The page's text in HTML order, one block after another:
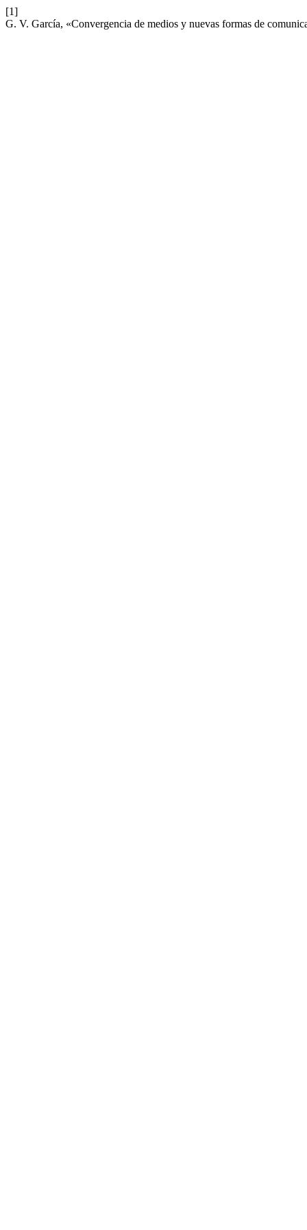
[1]
G. V. García, «Convergencia de medios y nuevas formas de